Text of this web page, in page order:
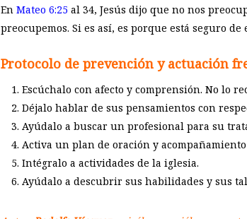
En Mateo 6:25 al 34, Jesús dijo que no nos
preocupemos. Si es así, es porque está seguro
Protocolo de prevención y actuación
Escúchalo con afecto y comprensión. No lo
Déjalo hablar de sus pensamientos con
Ayúdalo a buscar un profesional para su
Activa un plan de oración y
Intégralo a actividades de la iglesia.
Ayúdalo a descubrir sus habilidades y sus